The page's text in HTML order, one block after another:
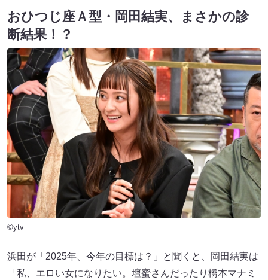
おひつじ座Ａ型・岡田結実、まさかの診
断結果！？
©ytv
浜田が「2025年、今年の目標は？」と聞くと、岡田結実は
「私、エロい女になりたい。壇蜜さんだったり橋本マナミ